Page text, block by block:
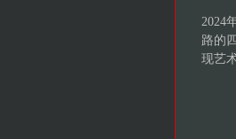
2024
路的
现艺